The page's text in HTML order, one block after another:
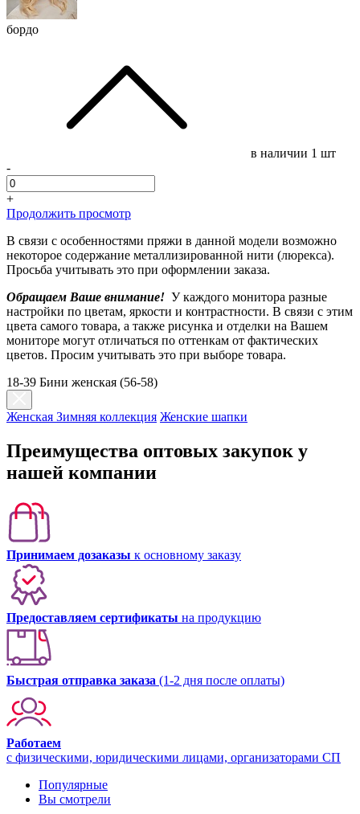
бордо
в наличии 1 шт
-
+
Продолжить просмотр
В связи с особенностями пряжи в данной модели возможно
некоторое содержание металлизированной нити (люрекса).
Просьба учитывать это при оформлении заказа.
Обращаем Ваше внимание! У каждого монитора разные
настройки по цветам, яркости и контрастности. В связи с этим
цвета самого товара, а также рисунка и отделки на Вашем
мониторе могут отличаться по оттенкам от фактических
цветов. Просим учитывать это при выборе товара.
18-39 Бини женская (56-58)
Женская Зимняя коллекция Женские шапки
Преимущества оптовых закупок у
нашей компании
Принимаем дозаказы к основному заказу
Предоставляем сертификаты на продукцию
Быстрая отправка заказа (1-2 дня после оплаты)
Работаем
с физическими, юридическими лицами, организаторами СП
Популярные
Вы смотрели